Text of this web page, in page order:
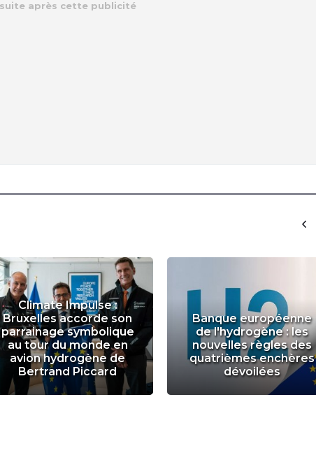
Climate Impulse :
Bruxelles accorde son
parrainage symbolique
au tour du monde en
avion hydrogène de
Bertrand Piccard
Banque européenne
de l'hydrogène : les
nouvelles règles des
quatrièmes enchères
dévoilées